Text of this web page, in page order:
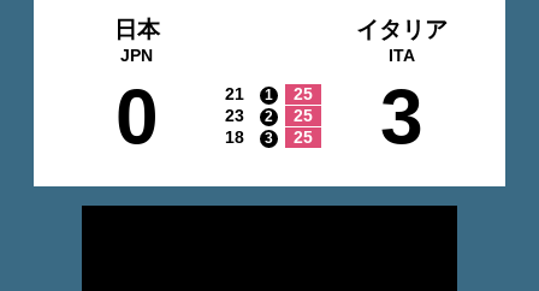
日本
JPN
イタリア
ITA
0 21 1
25
23
2
25
18
3 25 3